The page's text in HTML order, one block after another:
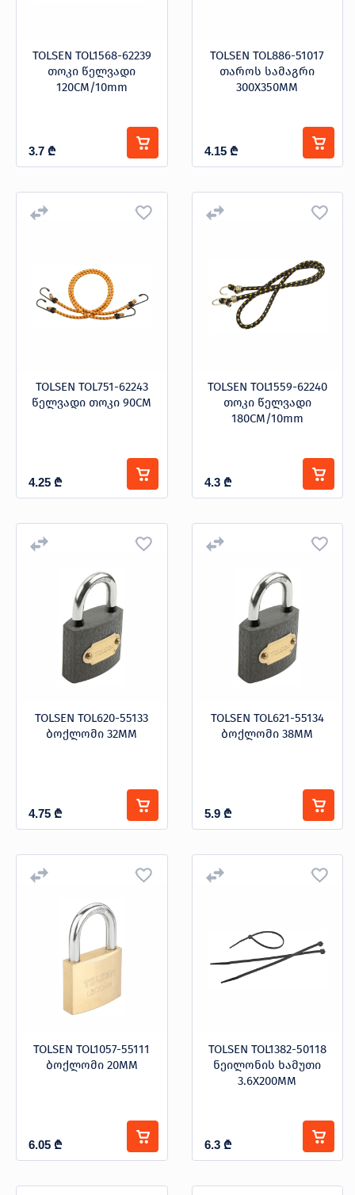
TOLSEN TOL1568-62239
თოკი წელვადი
120CM/10mm
3.7 ₾
TOLSEN TOL886-51017
თაროს სამაგრი
300X350MM
4.15 ₾
TOLSEN TOL751-62243
წელვადი თოკი 90CM
4.25 ₾
TOLSEN TOL1559-62240
თოკი წელვადი
180CM/10mm
4.3 ₾
TOLSEN TOL620-55133
ბოქლომი 32MM
4.75 ₾
TOLSEN TOL621-55134
ბოქლომი 38MM
5.9 ₾
TOLSEN TOL1057-55111
ბოქლომი 20MM
6.05 ₾
TOLSEN TOL1382-50118
ნეილონის ხამუთი
3.6X200MM
6.3 ₾